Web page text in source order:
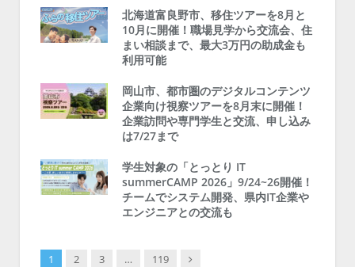
北海道富良野市、移住ツアーを8月と
10月に開催！職場見学から交流会、住
まい相談まで、最大3万円の助成金も
利用可能
岡山市、都市圏のデジタルコンテンツ
企業向け視察ツアーを8月末に開催！
企業訪問や専門学生と交流、申し込み
は7/27まで
学生対象の「とっとり IT
summerCAMP 2026」9/24~26開催！
チームでシステム開発、県内IT企業や
エンジニアとの交流も
1 2 3 … 119 Next